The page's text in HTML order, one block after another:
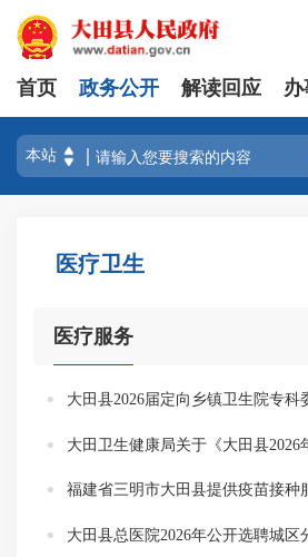
首页 政务公开 解读回应
医疗卫生
医疗服务